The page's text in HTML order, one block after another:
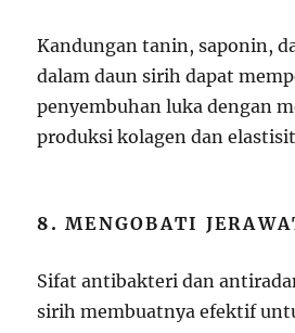
Kandungan tanin, saponin,
dalam daun sirih dapat
penyembuhan luka dengan
produksi kolagen dan
8.MENGOBATI
Sifat antibakteri dan
sirih membuatnya efektif